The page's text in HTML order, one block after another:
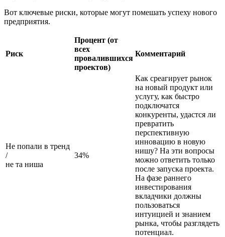
Вот ключевые риски, которые могут помешать успеху нового
предприятия.
Риск
Процент (от
всех
провалившихся
проектов)
Комментарий
Не попали в тренд
/
не та ниша
34%
Как среагирует рынок
на новый продукт или
услугу, как быстро
подключатся
конкуренты, удастся ли
превратить
перспективную
инновацию в новую
нишу? На эти вопросы
можно ответить только
после запуска проекта.
На фазе раннего
инвестирования
вкладчики должны
пользоваться
интуицией и знанием
рынка, чтобы разглядеть
потенциал.